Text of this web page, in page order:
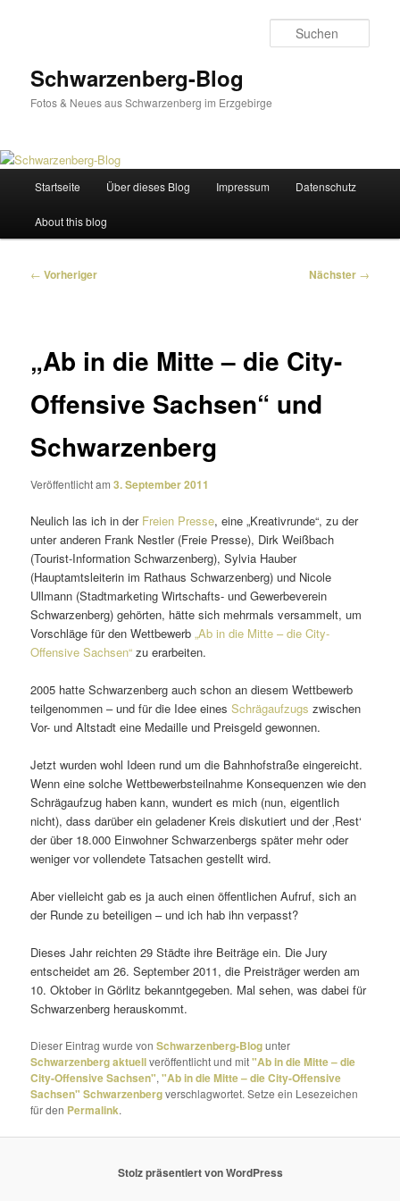
Schwarzenberg-Blog
Fotos & Neues aus Schwarzenberg im Erzgebirge
Startseite Über dieses Blog Impressum Datenschutz
About this blog
Beitragsnavigation
← Vorheriger Nächster →
„Ab in die Mitte – die City-
Offensive Sachsen“ und
Schwarzenberg
Veröffentlicht am3. September 2011
Neulich las ich in der Freien Presse, eine „Kreativrunde“, zu der
unter anderen Frank Nestler (Freie Presse), Dirk Weißbach
(Tourist-Information Schwarzenberg), Sylvia Hauber
(Hauptamtsleiterin im Rathaus Schwarzenberg) und Nicole
Ullmann (Stadtmarketing Wirtschafts- und Gewerbeverein
Schwarzenberg) gehörten, hätte sich mehr­mals versam­melt, um
Vorschläge für den Wettbewerb„Ab in die Mitte – die City-
Offensive Sachsen“ zu erarbeiten.
2005 hatte Schwarzenberg auch schon an diesem Wettbewerb
teil­ge­nommen – und für die Idee einesSchrägaufzugs zwischen
Vor- und Altstadt eine Medaille und Preisgeld gewonnen.
Jetzt wurden wohl Ideen rund um die Bahnhofstraße einge­reicht.
Wenn eine solche Wettbewerbsteilnahme Konsequenzen wie den
Schrägaufzug haben kann, wundert es mich (nun, eigent­lich
nicht), dass darüber ein gela­dener Kreis disku­tiert und der ‚Rest‘
der über 18.000 Einwohner Schwarzenbergs später mehr oder
weniger vor voll­endete Tatsachen gestellt wird.
Aber viel­leicht gab es ja auch einen öffent­li­chen Aufruf, sich an
der Runde zu betei­ligen – und ich hab ihn verpasst?
Dieses Jahr reichten 29 Städte ihre Beiträge ein. Die Jury
entscheidet am 26. September 2011, die Preisträger werden am
10. Oktober in Görlitz bekannt­ge­geben. Mal sehen, was dabei für
Schwarzenberg herauskommt.
Dieser Eintrag wurde vonSchwarzenberg-Blogunter
Schwarzenberg aktuellveröffentlicht und mit"Ab in die Mitte – die
City-Offensive Sachsen","Ab in die Mitte – die City-Offensive
Sachsen" Schwarzenbergverschlagwortet. Setze ein Lesezeichen
für den Permalink.
Stolz präsentiert von WordPress